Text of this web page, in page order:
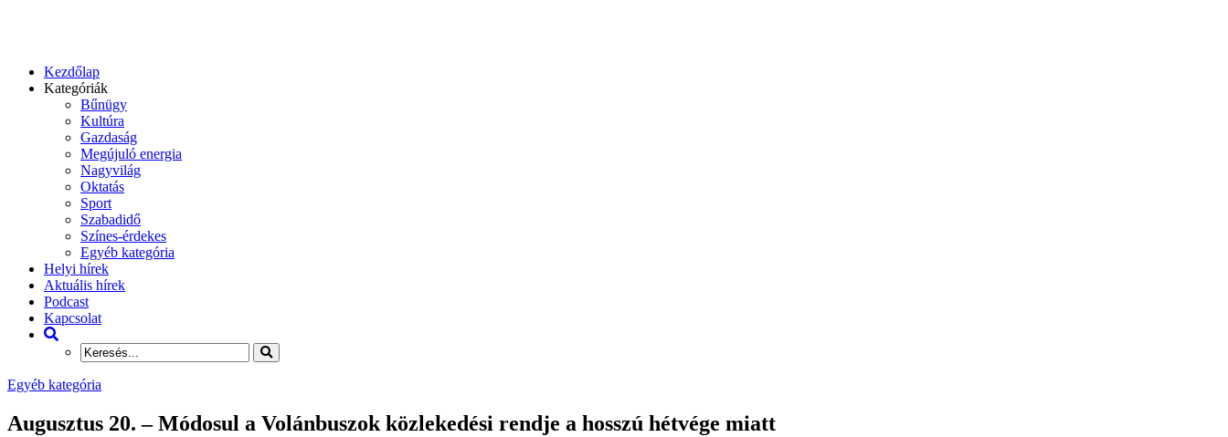
Kezdőlap
Kategóriák
Bűnügy
Kultúra
Gazdaság
Megújuló energia
Nagyvilág
Oktatás
Sport
Szabadidő
Színes-érdekes
Egyéb kategória
Helyi hírek
Aktuális hírek
Podcast
Kapcsolat
Egyéb kategória
Augusztus 20. – Módosul a Volánbuszok közlekedési rendje a hosszú hétvége miatt